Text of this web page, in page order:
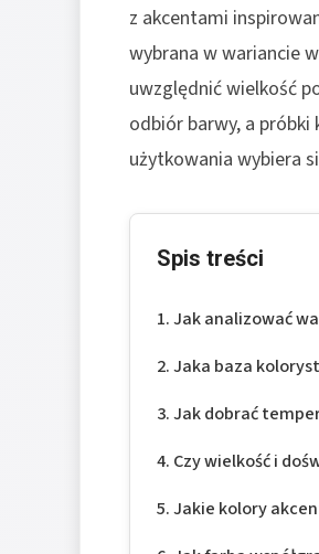
z akcentami
wybrana w wariancie
uwzględnić wielkość
odbiór barwy, a
użytkowania wybiera
Spis treści
Jak analizować
Jaka baza
Jak dobrać
Czy wielkość i
Jakie kolory